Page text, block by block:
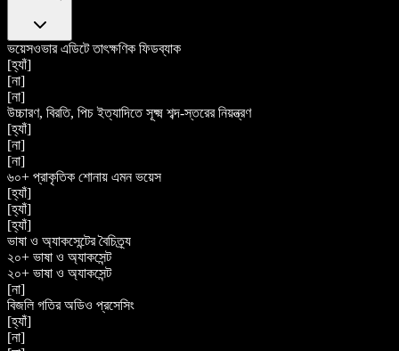
ভয়েসওভার এডিটে তাৎক্ষণিক ফিডব্যাক
[হ্যাঁ]
[না]
[না]
উচ্চারণ, বিরতি, পিচ ইত্যাদিতে সূক্ষ্ম শব্দ-স্তরের নিয়ন্ত্রণ
[হ্যাঁ]
[না]
[না]
৬০+ প্রাকৃতিক শোনায় এমন ভয়েস
[হ্যাঁ]
[হ্যাঁ]
[হ্যাঁ]
ভাষা ও অ্যাকসেন্টের বৈচিত্র্য
২০+ ভাষা ও অ্যাকসেন্ট
২০+ ভাষা ও অ্যাকসেন্ট
[না]
বিজলি গতির অডিও প্রসেসিং
[হ্যাঁ]
[না]